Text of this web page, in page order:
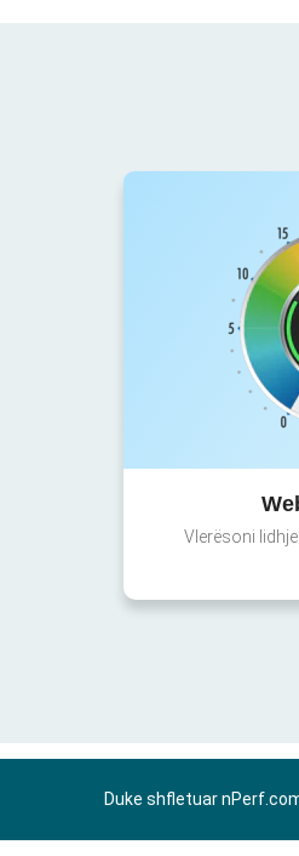
Vlerësoni
Duke shfletuar